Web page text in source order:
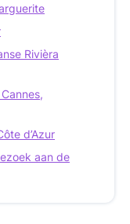
Rivièra
d’Azur
aan de